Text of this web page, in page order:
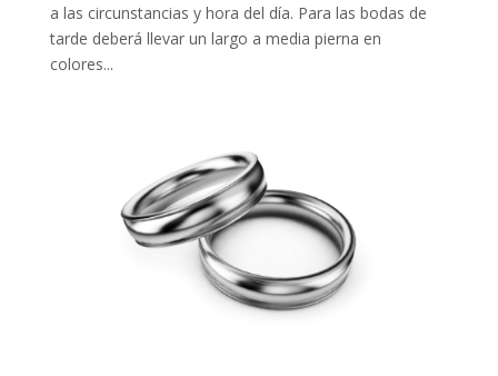
a las circunstancias y hora del día. Para las bodas de
tarde deberá llevar un largo a media pierna en
colores...